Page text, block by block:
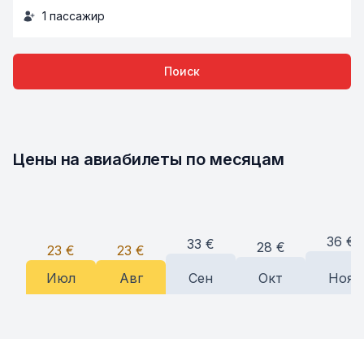
1 пассажир
Поиск
Цены на авиабилеты по месяцам
23 €
Июл
23 €
Авг
33 €
Сен
28 €
Окт
36 €
Ноя